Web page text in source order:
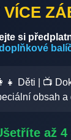
VÍCE
si
Děti | 📺
obsah
až 4